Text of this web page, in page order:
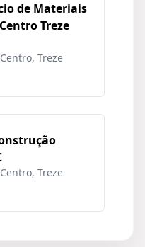
de Materiais
Treze
Treze
Treze